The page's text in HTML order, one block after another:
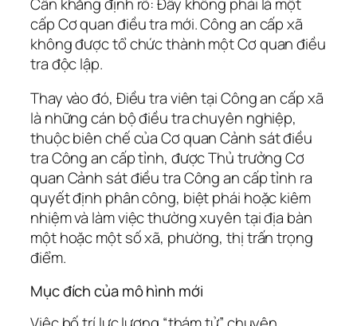
cấp Cơ quan điều tra mới. Công an cấp xã
không được tổ chức thành một Cơ quan điều
tra độc lập.
Thay vào đó, Điều tra viên tại Công an cấp xã
là những cán bộ điều tra chuyên nghiệp,
thuộc biên chế của Cơ quan Cảnh sát điều
tra Công an cấp tỉnh, được Thủ trưởng Cơ
quan Cảnh sát điều tra Công an cấp tỉnh ra
quyết định phân công, biệt phái hoặc kiêm
nhiệm và làm việc thường xuyên tại địa bàn
một hoặc một số xã, phường, thị trấn trọng
điểm.
Mục đích của mô hình mới